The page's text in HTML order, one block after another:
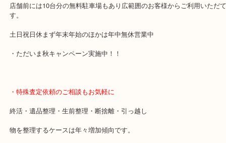
・当店の特徴
市・竹田市・宇佐市・日田市などで買取価格満足度No1を目指して
当店は通りに面していますのでお車でのご来店に優しい店舗です。
す。
土日祝日休まず年末年始のほかは年中無休営業中
・ただいま秋キャンペーン実施中！！